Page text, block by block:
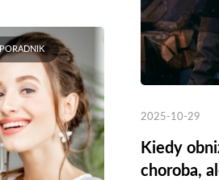
PORADNIK
2025-10-29
Kiedy
choroba,